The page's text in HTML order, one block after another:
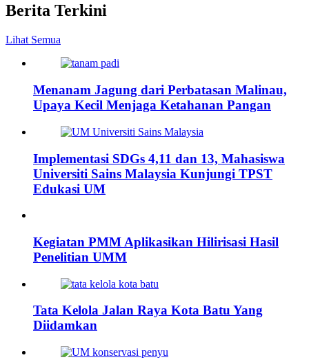
Berita Terkini
Lihat Semua
Menanam Jagung dari Perbatasan Malinau,
Upaya Kecil Menjaga Ketahanan Pangan
Implementasi SDGs 4,11 dan 13, Mahasiswa
Universiti Sains Malaysia Kunjungi TPST
Edukasi UM
Kegiatan PMM Aplikasikan Hilirisasi Hasil
Penelitian UMM
Tata Kelola Jalan Raya Kota Batu Yang
Diidamkan